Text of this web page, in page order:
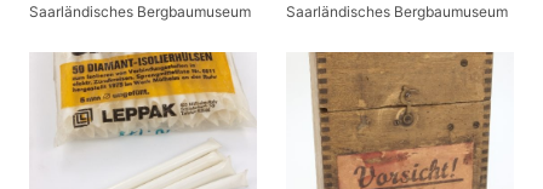
Saarländisches Bergbaumuseum Saarländisches Bergbaumuseum